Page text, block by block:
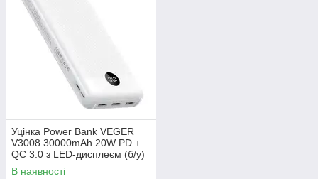
Уцінка Power Bank VEGER
V3008 30000mAh 20W PD +
QC 3.0 з LED-дисплеєм (б/у)
білий
В наявності